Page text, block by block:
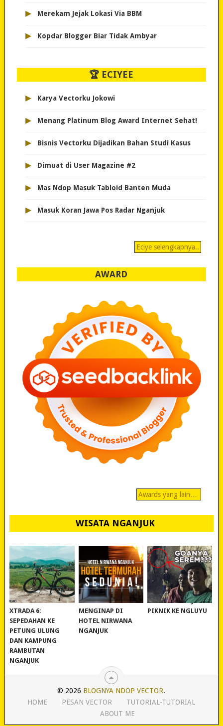
▸ Merekam Jejak Lokasi Via BBM
▸ Kopdar Blogger Biar Tidak Ambyar
🏆 ECIYEE
▸ Karya Vectorku Jokowi
▸ Menang Platinum Blog Award Internet Sehat!
▸ Bisnis Vectorku Dijadikan Bahan Studi Kasus
▸ Dimuat di User Magazine #2
▸ Mas Ndop Masuk Tabloid Banten Muda
▸ Masuk Koran Jawa Pos Radar Nganjuk
Eciye selengkapnya..
AWARD
Awards yang lain…
WISATA NGANJUK
REVIEW POLYGON
XTRADA 6:
SEPEDAHAN KE
PETUNG ULUNG
DAN KAMPUNG
RAMBUTAN
NGANJUK
MURAH BANGET!
MENGINAP DI
HOTEL NIRWANA
NGANJUK
WISATA NGANJUK:
PIKNIK KE NGLUYU
© 2026 BLOGNYA NDOP VECTOR.
HOME
PESAN VECTOR
TUTORIAL-TUTORIAL
ABOUT ME